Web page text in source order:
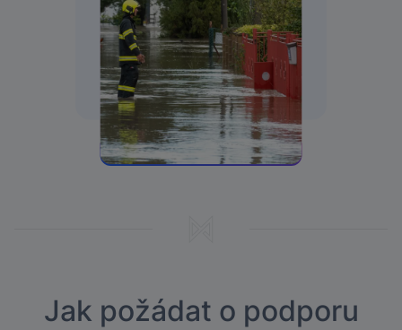
Jak požádat o podporu